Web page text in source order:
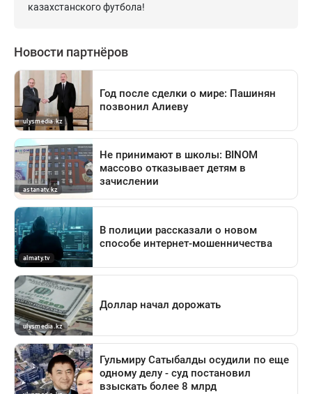
казахстанского футбола!